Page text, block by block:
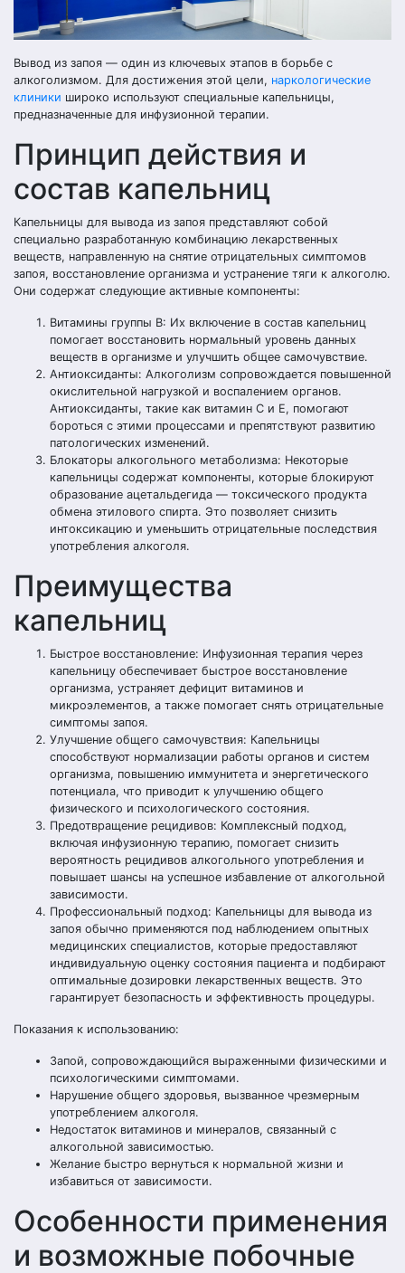
Вывод из запоя — один из ключевых этапов в борьбе с
алкоголизмом. Для достижения этой цели, наркологические
клиники широко используют специальные капельницы,
предназначенные для инфузионной терапии.
Принцип действия и
состав капельниц
Капельницы для вывода из запоя представляют собой
специально разработанную комбинацию лекарственных
веществ, направленную на снятие отрицательных симптомов
запоя, восстановление организма и устранение тяги к алкоголю.
Они содержат следующие активные компоненты:
Витамины группы B: Их включение в состав капельниц
помогает восстановить нормальный уровень данных
веществ в организме и улучшить общее самочувствие.
Антиоксиданты: Алкоголизм сопровождается повышенной
окислительной нагрузкой и воспалением органов.
Антиоксиданты, такие как витамин С и Е, помогают
бороться с этими процессами и препятствуют развитию
патологических изменений.
Блокаторы алкогольного метаболизма: Некоторые
капельницы содержат компоненты, которые блокируют
образование ацетальдегида — токсического продукта
обмена этилового спирта. Это позволяет снизить
интоксикацию и уменьшить отрицательные последствия
употребления алкоголя.
Преимущества
капельниц
Быстрое восстановление: Инфузионная терапия через
капельницу обеспечивает быстрое восстановление
организма, устраняет дефицит витаминов и
микроэлементов, а также помогает снять отрицательные
симптомы запоя.
Улучшение общего самочувствия: Капельницы
способствуют нормализации работы органов и систем
организма, повышению иммунитета и энергетического
потенциала, что приводит к улучшению общего
физического и психологического состояния.
Предотвращение рецидивов: Комплексный подход,
включая инфузионную терапию, помогает снизить
вероятность рецидивов алкогольного употребления и
повышает шансы на успешное избавление от алкогольной
зависимости.
Профессиональный подход: Капельницы для вывода из
запоя обычно применяются под наблюдением опытных
медицинских специалистов, которые предоставляют
индивидуальную оценку состояния пациента и подбирают
оптимальные дозировки лекарственных веществ. Это
гарантирует безопасность и эффективность процедуры.
Показания к использованию:
Запой, сопровождающийся выраженными физическими и
психологическими симптомами.
Нарушение общего здоровья, вызванное чрезмерным
употреблением алкоголя.
Недостаток витаминов и минералов, связанный с
алкогольной зависимостью.
Желание быстро вернуться к нормальной жизни и
избавиться от зависимости.
Особенности применения
и возможные побочные